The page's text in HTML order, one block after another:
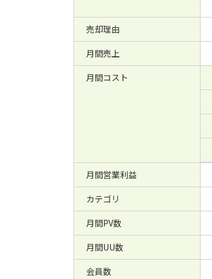
売却理由
月間売上
月間コスト
月間営業利益
カテゴリ
月間PV数
月間UU数
会員数